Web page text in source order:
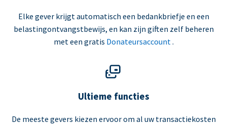
Elke gever krijgt automatisch een bedankbriefje en een
belastingontvangstbewijs, en kan zijn giften zelf beheren
met een gratis Donateursaccount .
Ultieme functies
De meeste gevers kiezen ervoor om al uw transactiekosten